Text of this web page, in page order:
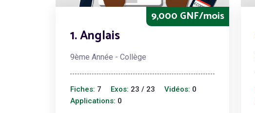
9,000 GNF/mois
1. Anglais
9ème Année - Collège
Fiches: 7 Exos: 23 / 23 Vidéos: 0
Applications: 0